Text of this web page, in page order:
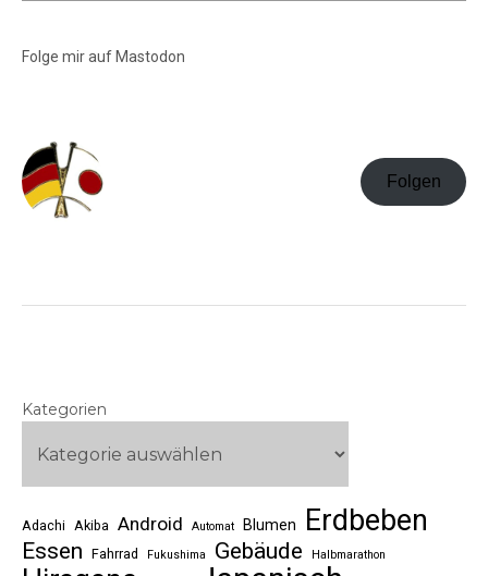
Folge mir auf Mastodon
Folgen
Kategorien
Adachi Akiba Android Automat Blumen Erdbeben
Essen Fahrrad Fukushima Gebäude Halbmarathon